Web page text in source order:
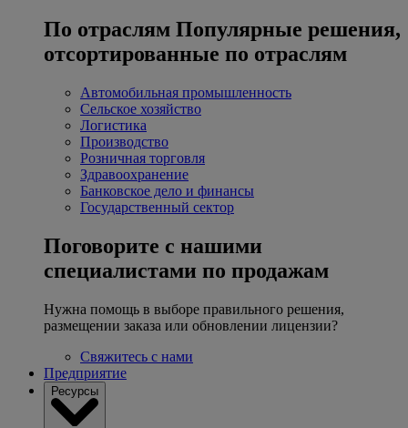
По отраслям Популярные решения,
отсортированные по отраслям
Автомобильная промышленность
Сельское хозяйство
Логистика
Производство
Розничная торговля
Здравоохранение
Банковское дело и финансы
Государственный сектор
Поговорите с нашими
специалистами по продажам
Нужна помощь в выборе правильного решения,
размещении заказа или обновлении лицензии?
Свяжитесь с нами
Предприятие
Ресурсы